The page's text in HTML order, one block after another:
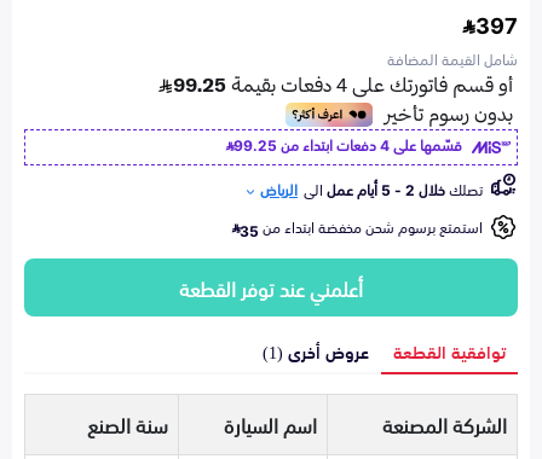
397
شامل القيمة المضافة
قسّمها على 4 دفعات ابتداء من
99.25
تصلكخلال 2 - 5 أيام عمل الى الرياض
استمتع برسوم شحن مخفضة ابتداء من35
أعلمني عند توفر القطعة
توافقية القطعة عروض أخرى (1)
الشركة المصنعة اسم السيارة
سنة الصنع